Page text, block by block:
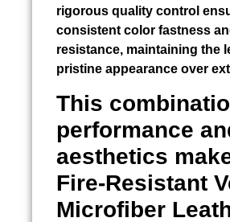
rigorous quality control
consistent color fastness
resistance, maintaining the
pristine appearance over
This
performance
aesthetics
Fire-Resistant
Microfiber